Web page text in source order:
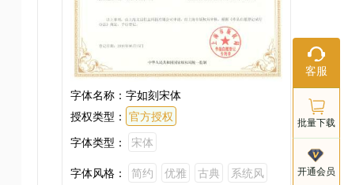
字体名称： 字如刻宋体
授权类型： 官方授权
字体类型：
宋体
字体风格： 简约 优雅 古典 系统风
客服
在线客服
工作日
客服电话
021-
批量下载
开通会员